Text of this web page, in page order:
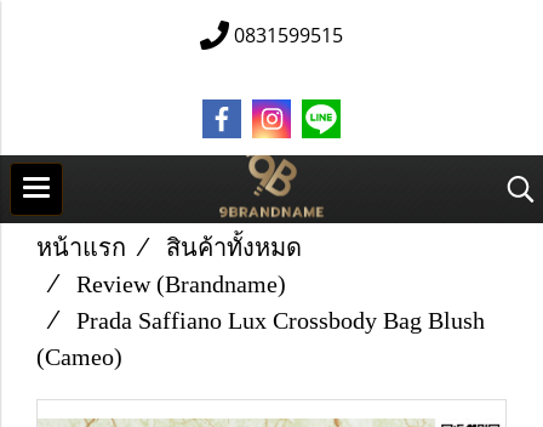
0831599515
หน้าแรก
สินค้าทั้งหมด
Review (Brandname)
Prada Saffiano Lux Crossbody Bag Blush
(Cameo)